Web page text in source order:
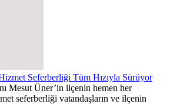
Seferberliği Tüm Hızıyla Sürüyor
Mesut Üner’in ilçenin hemen her
seferberliği vatandaşların ve ilçenin